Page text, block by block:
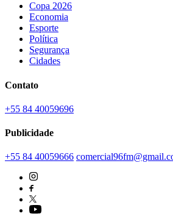
Copa 2026
Economia
Esporte
Política
Segurança
Cidades
Contato
+55 84 40059696
Publicidade
+55 84 40059666